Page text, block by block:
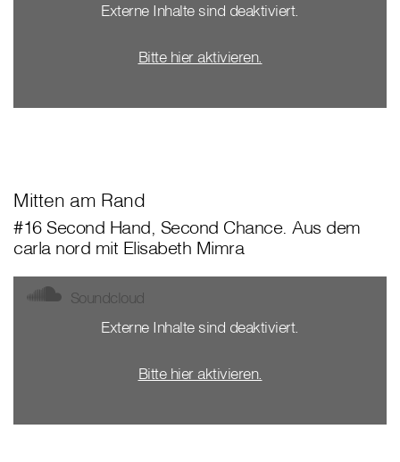
Externe Inhalte sind deaktiviert.
Bitte hier aktivieren.
Mitten am Rand
#16 Second Hand, Second Chance. Aus dem
carla nord mit Elisabeth Mimra
Soundcloud
Externe Inhalte sind deaktiviert.
Bitte hier aktivieren.